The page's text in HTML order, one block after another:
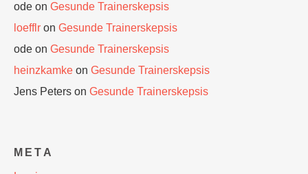
ode on Gesunde Trainerskepsis
loefflr on Gesunde Trainerskepsis
ode on Gesunde Trainerskepsis
heinzkamke on Gesunde Trainerskepsis
Jens Peters on Gesunde Trainerskepsis
META